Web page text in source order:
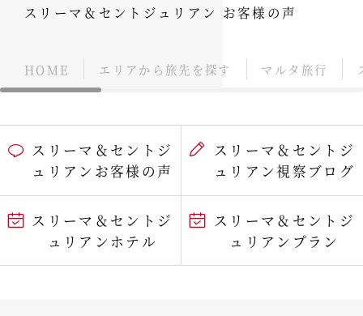
スリーマ＆セントジュリアン お客様の声
HOME エリアから旅先を探す マルタ旅行
スリーマ＆セントジ
ュリアンお客様の声
スリーマ＆セントジ
ュリアン視察ブログ
スリーマ＆セントジ
ュリアンホテル
スリーマ＆セントジ
ュリアンプラン